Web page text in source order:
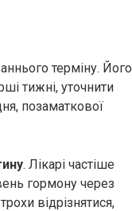
терміну. Його
тижні, уточнити
позаматкової
. Лікарі частіше
гормону через
відрізнятися,